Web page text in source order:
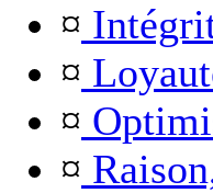
¤
¤
¤
¤